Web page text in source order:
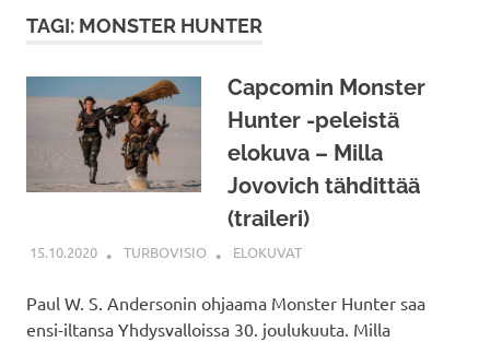
TAGI: MONSTER HUNTER
Capcomin Monster
Hunter -peleistä
elokuva – Milla
Jovovich tähdittää
(traileri)
15.10.2020 TURBOVISIO ELOKUVAT
Paul W. S. Andersonin ohjaama Monster Hunter saa
ensi-iltansa Yhdysvalloissa 30. joulukuuta. Milla